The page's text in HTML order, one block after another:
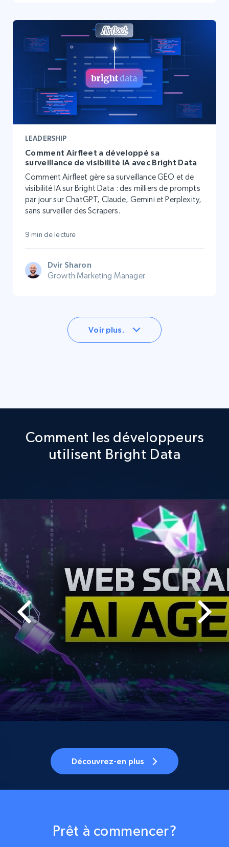
LEADERSHIP
Comment Airfleet a développé sa
surveillance de visibilité IA avec Bright Data
Comment Airfleet gère sa surveillance GEO et de
visibilité IA sur Bright Data : des milliers de prompts
par jour sur ChatGPT, Claude, Gemini et Perplexity,
sans surveiller des Scrapers.
9 min de lecture
Dvir Sharon
Growth Marketing Manager
Voir plus.
Comment les développeurs
utilisent Bright Data
Découvrez-en plus
Prêt à commencer?